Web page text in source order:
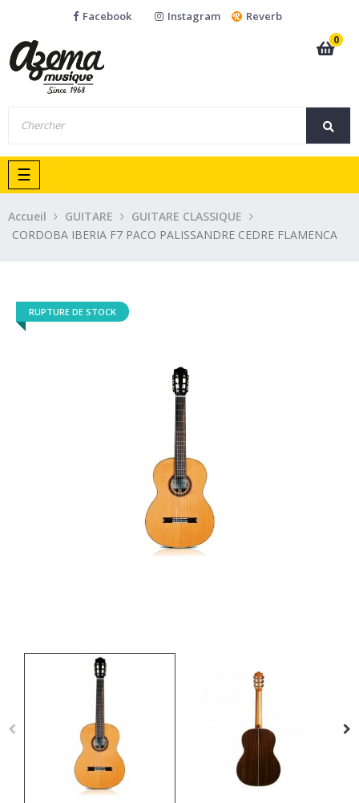
Facebook Instagram
Reverb
0
Basculer
la
navigation
☰
Accueil GUITARE
GUITARE CLASSIQUE
CORDOBA IBERIA F7 PACO PALISSANDRE CEDRE FLAMENCA
RUPTURE DE STOCK